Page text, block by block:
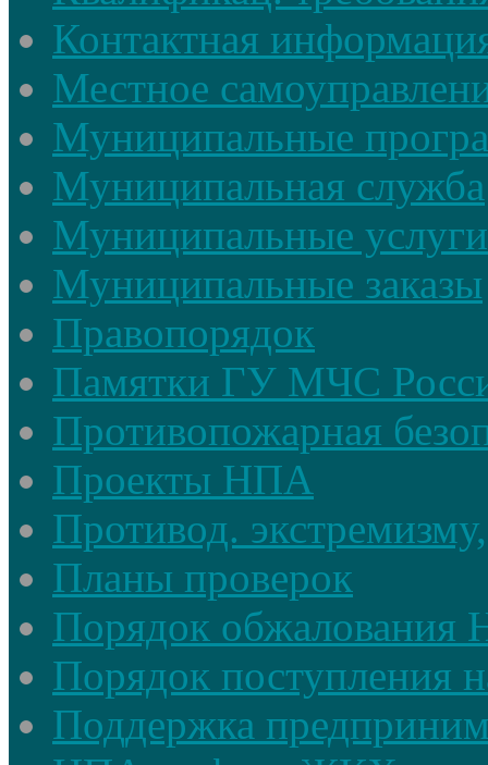
Контактная
Местное
Муниципальные
Муниципальная служба
Муниципальные услуги
Муниципальные заказы
Правопорядок
Памятки ГУ МЧС
Противопожарная
Проекты НПА
Противод.
Планы проверок
Порядок
Порядок поступления
Поддержка